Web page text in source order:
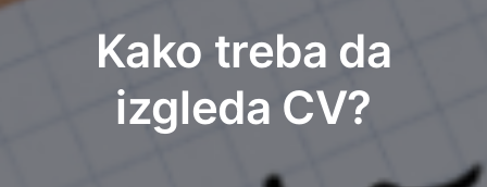
Kako treba da
izgleda CV?